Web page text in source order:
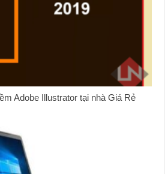
Adobe Illustrator tại nhà Giá Rẻ